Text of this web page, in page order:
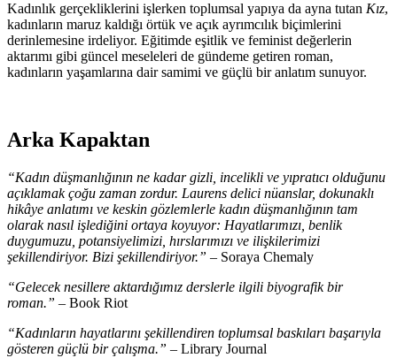
Kadınlık gerçekliklerini işlerken toplumsal yapıya da ayna tutan Kız,
kadınların maruz kaldığı örtük ve açık ayrımcılık biçimlerini
derinlemesine irdeliyor. Eğitimde eşitlik ve feminist değerlerin
aktarımı gibi güncel meseleleri de gündeme getiren roman,
kadınların yaşamlarına dair samimi ve güçlü bir anlatım sunuyor.
Arka Kapaktan
“Kadın düşmanlığının ne kadar gizli, incelikli ve yıpratıcı olduğunu
açıklamak çoğu zaman zordur. Laurens delici nüanslar, dokunaklı
hikâye anlatımı ve keskin gözlemlerle kadın düşmanlığının tam
olarak nasıl işlediğini ortaya koyuyor: Hayatlarımızı, benlik
duygumuzu, potansiyelimizi, hırslarımızı ve ilişkilerimizi
şekillendiriyor. Bizi şekillendiriyor.” – Soraya Chemaly
“Gelecek nesillere aktardığımız derslerle ilgili biyografik bir
roman.” – Book Riot
“Kadınların hayatlarını şekillendiren toplumsal baskıları başarıyla
gösteren güçlü bir çalışma.” – Library Journal